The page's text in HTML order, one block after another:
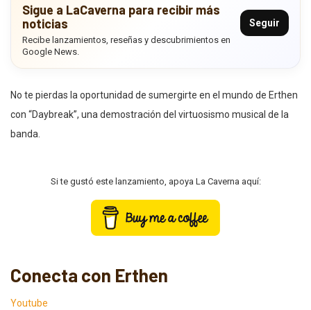
Sigue a LaCaverna para recibir más
noticias
Recibe lanzamientos, reseñas y descubrimientos en
Google News.
Seguir
No te pierdas la oportunidad de sumergirte en el mundo de Erthen
con “Daybreak”, una demostración del virtuosismo musical de la
banda.
Si te gustó este lanzamiento, apoya La Caverna aquí:
Conecta con Erthen
Youtube